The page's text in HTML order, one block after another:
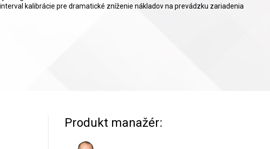
kalibrácie pre dramatické zníženie nákladov na prevádzku zariadenia
Produkt manažér: